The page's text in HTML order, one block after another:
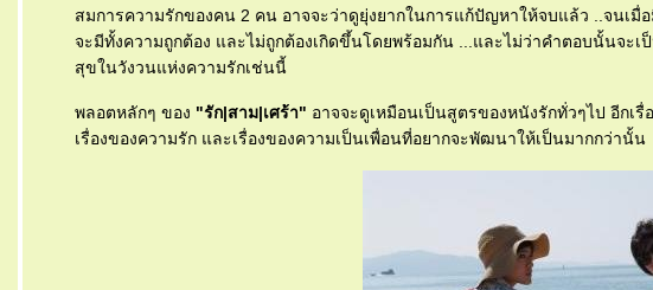
สมการความรักของคน 2 คน อาจจะว่าดูยุ่งยากในการแก้ปัญหาให้จบแล้ว ..จนเ
จะมีทั้งความถูกต้อง และไม่ถูกต้องเกิดขึ้นโดยพร้อมกัน ...และไม่ว่าคำตอบนั้นจะ
สุขในวังวนแห่งความรักเช่นนี้
พลอตหลักๆ ของ "รัก|สาม|เศร้า" อาจจะดูเหมือนเป็นสูตรของหนังรักทั่วๆไป อีกเ
เรื่องของความรัก และเรื่องของความเป็นเพื่อนที่อยากจะพัฒนาให้เป็นมากกว่านั้น